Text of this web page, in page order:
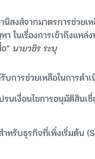
สงส์จากมาตรการช่วยเ
ในเรื่องการเข้าถึงแหล่
” นายวชิร ระบุ
การช่วยเหลือในการดำ
เงื่อนไขการอนุมัติสินเชื่
หรับธุรกิจที่เพิ่งเริ่มต้น